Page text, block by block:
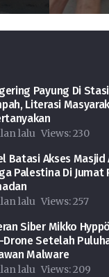
Payung Di
Literasi
lalu Views:230
Batasi Akses
Palestina Di Jumat
lalu Views:257
Siber Mikko
Setelah
Malware
lalu Views:209